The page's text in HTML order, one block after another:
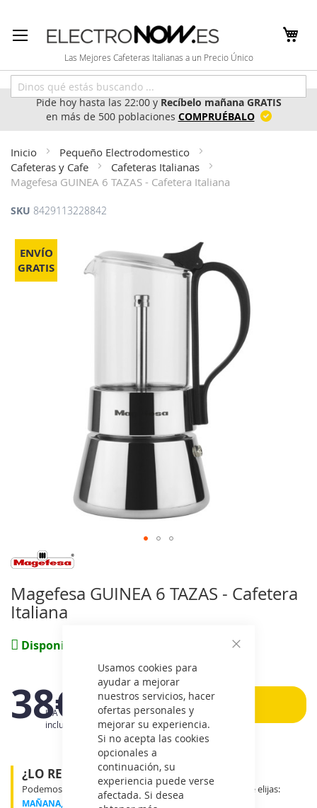
Usamos cookies para
ayudar a mejorar
nuestros servicios, hacer
ofertas personales y
mejorar su experiencia.
Si no acepta las cookies
opcionales a
continuación, su
experiencia puede verse
afectada. Si desea
al
contenido
Las Mejores Cafeteras Italianas a un Precio Único
Pide hoy hasta las 22:00 yRecíbelo mañana GRATIS
en más de 500 poblaciones COMPRUÉBALO
Inicio
Pequeño Electrodomestico
Cafeteras y Cafe
Cafeteras Italianas
Magefesa GUINEA 6 TAZAS - Cafetera Italiana
Magefesa GUINEA 6 TAZAS - Cafetera
Italiana
Disponible
38€
IVA
incluido
Añadir
¿LO RECIBIRÉ MAÑANA?
Podemos entregar tu producto en el tramo horario que elijas:
MAÑANA, MEDIO DÍA o TARDE
ENVÍO
GRATIS
SKU 8429113228842
Saltar
final
de
Saltar
al
de
la
de
imágenes